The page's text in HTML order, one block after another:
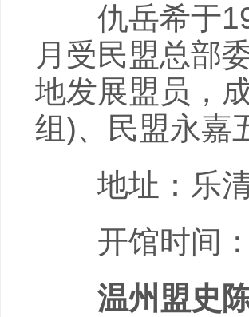
仇岳希于
月受民盟总部
地发展盟员，
组)、民盟永嘉
地址：乐清
开馆时间：
温州盟史陈